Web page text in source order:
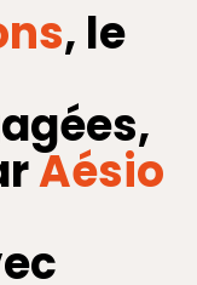
, le
Aésio